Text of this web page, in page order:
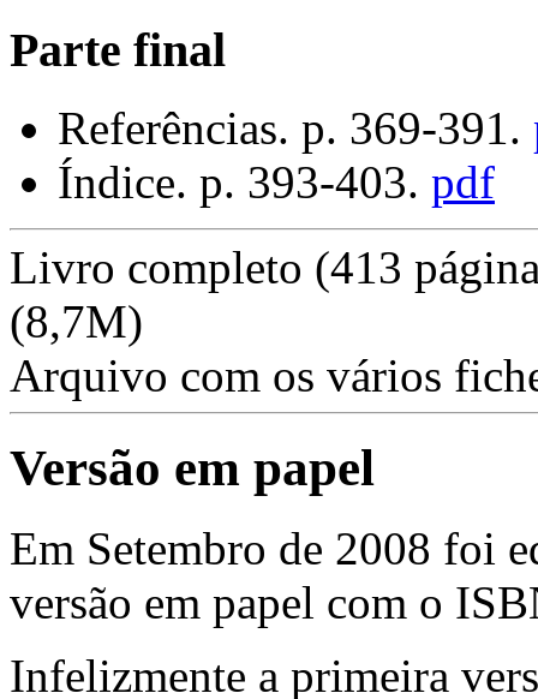
Parte final
Referências. p. 369-391.
Índice. p. 393-403. pdf
Livro completo (413
(8,7M)
Arquivo com os vários
Versão em papel
Em Setembro de 2008 foi
versão em papel com o
Infelizmente a primeira